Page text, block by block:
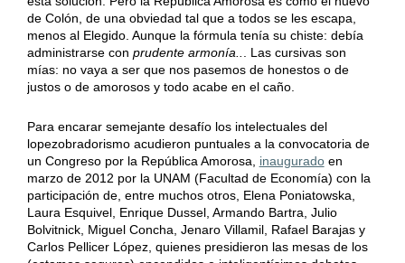
de Colón, de una obviedad tal que a todos se les escapa,
menos al Elegido. Aunque la fórmula tenía su chiste: debía
administrarse con prudente armonía... Las cursivas son
mías: no vaya a ser que nos pasemos de honestos o de
justos o de amorosos y todo acabe en el caño.
Para encarar semejante desafío los intelectuales del
lopezobradorismo acudieron puntuales a la convocatoria de
un Congreso por la República Amorosa, inauguradoen
marzo de 2012 por la UNAM (Facultad de Economía) con la
participación de, entre muchos otros, Elena Poniatowska,
Laura Esquivel, Enrique Dussel, Armando Bartra, Julio
Bolvitnick, Miguel Concha, Jenaro Villamil, Rafael Barajas y
Carlos Pellicer López, quienes presidieron las mesas de los